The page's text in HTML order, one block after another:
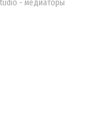
- медиаторы